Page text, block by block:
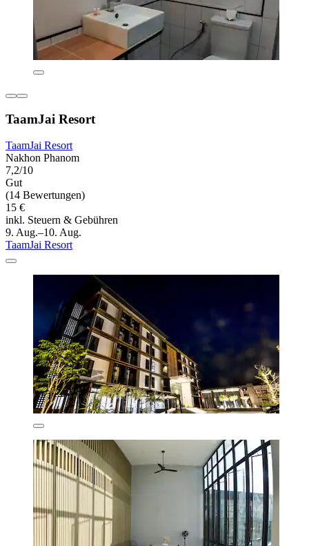
TaamJai Resort
TaamJai Resort
Nakhon Phanom
7,2/10
Gut
(14 Bewertungen)
15 €
inkl. Steuern & Gebühren
9. Aug.–10. Aug.
TaamJai Resort